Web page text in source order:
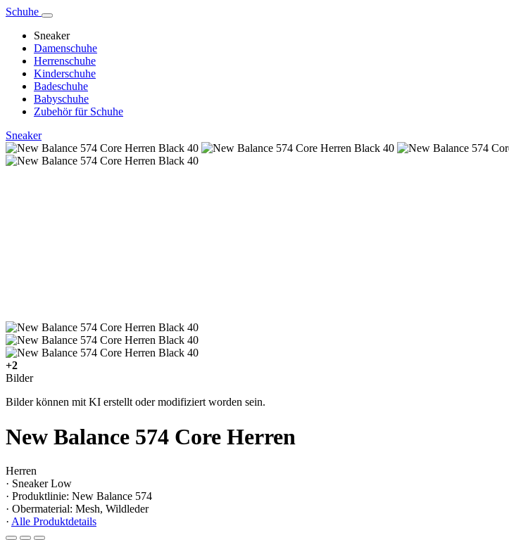
Schuhe
Sneaker
Damenschuhe
Herrenschuhe
Kinderschuhe
Badeschuhe
Babyschuhe
Zubehör für Schuhe
Sneaker
+2
Bilder
Bilder können mit KI erstellt oder modifiziert worden sein.
New Balance 574 Core Herren
Herren
· Sneaker Low
· Produktlinie: New Balance 574
· Obermaterial: Mesh, Wildleder
· Alle Produktdetails